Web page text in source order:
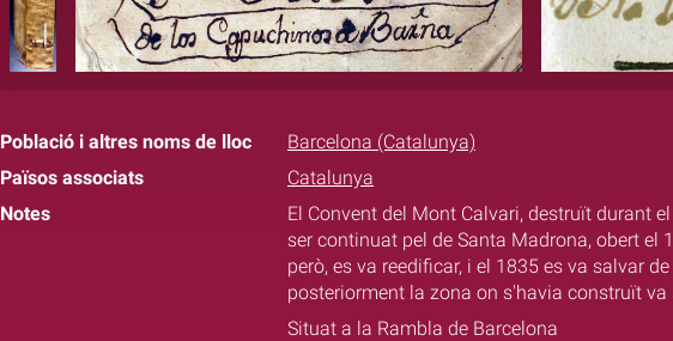
Població i altres noms de lloc
Barcelona (Catalunya)
Països associats
Catalunya
Notes
El Convent del Mont Calvari, destruït durant
ser continuat pel de Santa Madrona, obert el
però, es va reedificar, i el 1835 es va salvar
posteriorment la zona on s'havia construït
Situat a la Rambla de Barcelona